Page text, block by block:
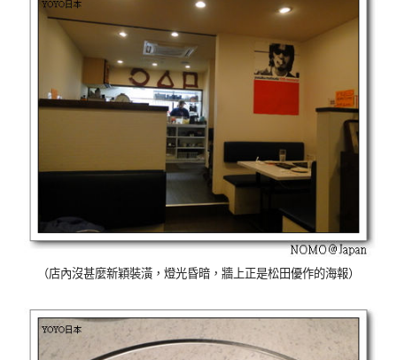
（店內沒甚麼新穎裝潢，燈光昏暗，牆上正是松田優作的海報）